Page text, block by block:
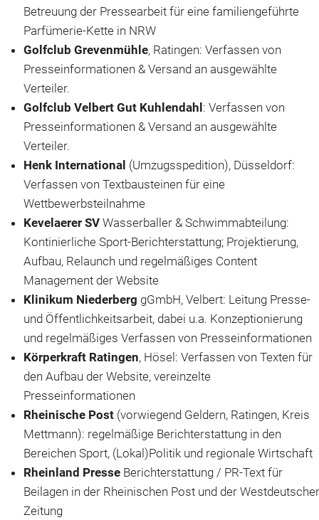
Betreuung der Pressearbeit für eine familiengeführte
Parfümerie-Kette in NRW
Golfclub Grevenmühle, Ratingen: Verfassen von
Presseinformationen & Versand an ausgewählte
Verteiler.
Golfclub Velbert Gut Kuhlendahl: Verfassen von
Presseinformationen & Versand an ausgewählte
Verteiler.
Henk International (Umzugsspedition), Düsseldorf:
Verfassen von Textbausteinen für eine
Wettbewerbsteilnahme
Kevelaerer SVWasserballer & Schwimmabteilung:
Kontinierliche Sport-Berichterstattung; Projektierung,
Aufbau, Relaunch und regelmäßiges Content
Management der Website
Klinikum Niederberg gGmbH, Velbert: Leitung Presse-
und Öffentlichkeitsarbeit, dabei u.a. Konzeptionierung
und regelmäßiges Verfassen von Presseinformationen
Körperkraft Ratingen, Hösel: Verfassen von Texten für
den Aufbau der Website, vereinzelte
Presseinformationen
Rheinische Post(vorwiegend Geldern, Ratingen, Kreis
Mettmann): regelmäßige Berichterstattung in den
Bereichen Sport, (Lokal)Politik und regionale Wirtschaft
Rheinland PresseBerichterstattung / PR-Text für
Beilagen in der Rheinischen Post und der
Zeitung